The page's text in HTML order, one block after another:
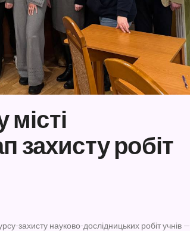
місті
захисту робіт
захисту науково-дослідницьких робіт учнів —